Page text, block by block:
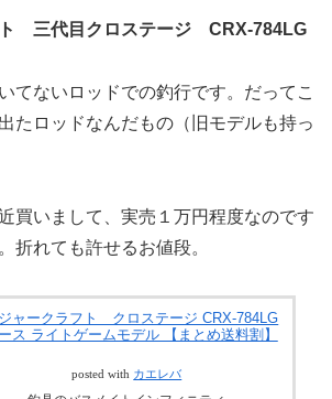
ト 三代目クロステージ CRX-784LG
てないロッドでの釣行です。だってこ
たロッドなんだもの（旧モデルも持っ
買いまして、実売１万円程度なのです
折れても許せるお値段。
ャークラフト クロステージ CRX-784LG
ス ライトゲームモデル 【まとめ送料割】
posted with カエレバ